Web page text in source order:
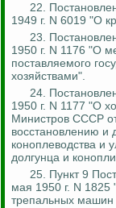
22.
1949 г. N 6019 "О
23.
1950 г. N 1176 "О
поставляемого
хозяйствами".
24.
1950 г. N 1177 "О
Министров СССР
восстановлению и
коноплеводства и
долгунца и
25. Пункт 9
мая 1950 г. N 1825
трепальных